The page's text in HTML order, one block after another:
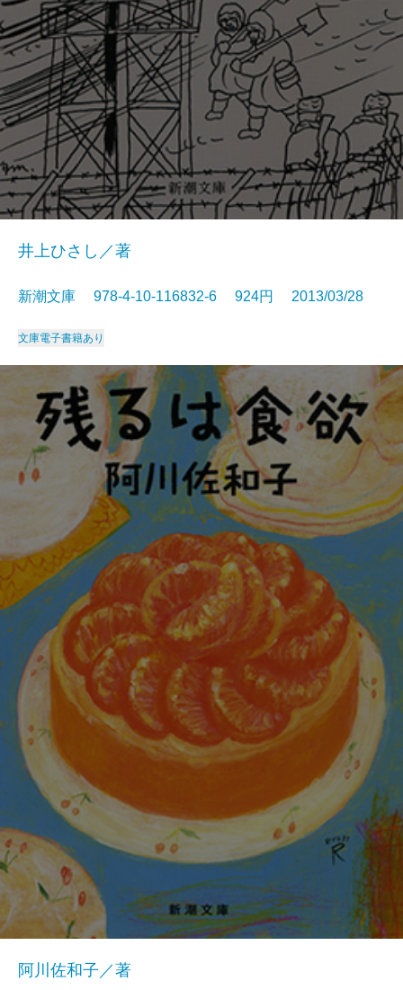
井上ひさし／著
新潮文庫 978-4-10-116832-6 924円 2013/03/28
文庫電子書籍あり
阿川佐和子／著